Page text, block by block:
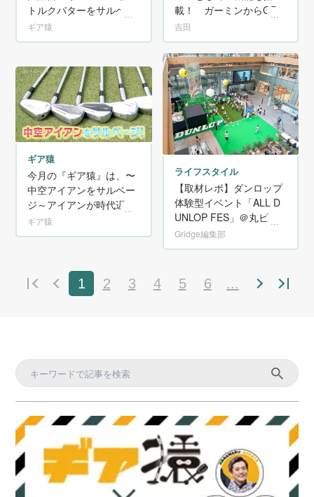
トルクパターをサルベー
ジ！～
ギア猿
載！ ガーミンからGPS
スマートウォッチの新作
「VENU X1」が登場!!
吉田
ギア猿
今月の『ギア猿』は、〜
中空アイアンをサルベー
ジ～アイアンが時代遅れ
だなんて言わないで!
ギア猿
ライフスタイル
【取材レポ】ダンロップ
体験型イベント「ALL D
UNLOP FES」＠丸ビル
で開催｜Gridge編集部
Gridge編集部
1 2 3 4 5 6 ...